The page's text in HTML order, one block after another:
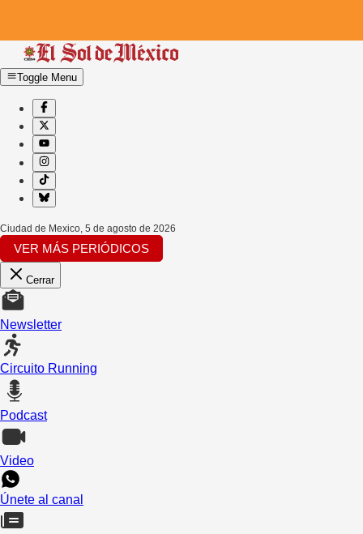
Toggle Menu
Ciudad de Mexico, 5 de agosto de 2026
VER MÁS PERIÓDICOS
Cerrar
Newsletter
Circuito Running
Podcast
Video
Únete al canal